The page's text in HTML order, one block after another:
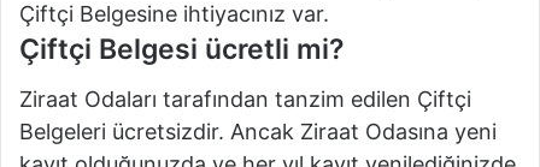
Çiftçi Belgesine ihtiyacınız var.
Çiftçi Belgesi ücretli mi?
Ziraat Odaları tarafından tanzim edilen Çiftçi
Belgeleri ücretsizdir. Ancak Ziraat Odasına yeni